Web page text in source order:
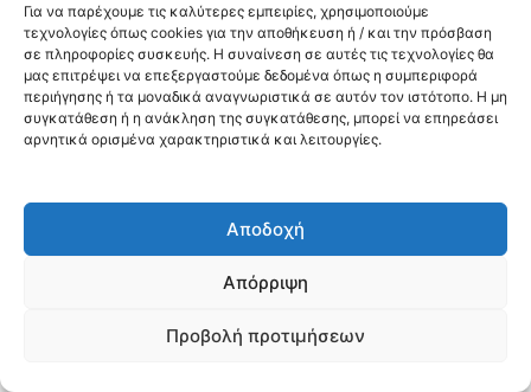
Για να παρέχουμε τις καλύτερες εμπειρίες, χρησιμοποιούμε
τεχνολογίες όπως cookies για την αποθήκευση ή / και την πρόσβαση
σε πληροφορίες συσκευής. Η συναίνεση σε αυτές τις τεχνολογίες θα
μας επιτρέψει να επεξεργαστούμε δεδομένα όπως η συμπεριφορά
περιήγησης ή τα μοναδικά αναγνωριστικά σε αυτόν τον ιστότοπο. Η μη
συγκατάθεση ή η ανάκληση της συγκατάθεσης, μπορεί να επηρεάσει
αρνητικά ορισμένα χαρακτηριστικά και λειτουργίες.
Αποδοχή
Απόρριψη
Προβολή προτιμήσεων
Κοινοποίηση:
@2026 3ype.gr All rights reserved
Πολιτική Προστασίας Δεδομένων
Page Visits:
Website Visits: